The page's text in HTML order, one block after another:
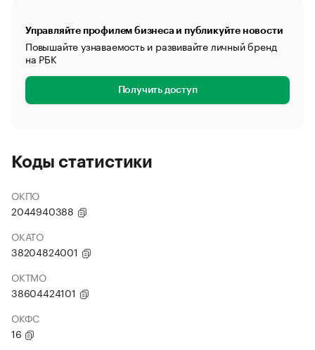
Управляйте профилем бизнеса и публикуйте новости
Повышайте узнаваемость и развивайте личный бренд
на РБК
Получить доступ
Коды статистики
ОКПО
2044940388
ОКАТО
38204824001
ОКТМО
38604424101
ОКФС
16